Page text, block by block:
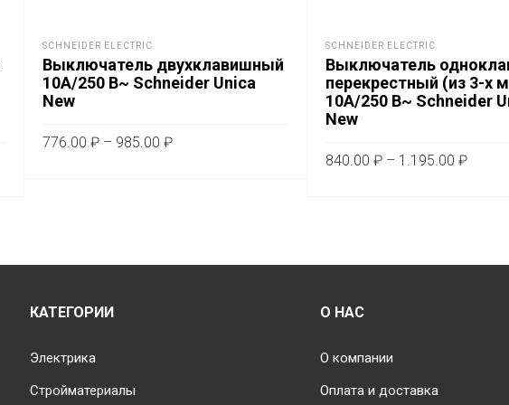
SCHNEIDER ELECTRIC
Выключатель двухклавишный
10А/250 В~ Schneider Unica
New
776.00 ₽ – 985.00 ₽Диапазон
вариаций.
SCHNEIDER ELECTRIC
Выключатель
перекрестный (из 3-х
10А/250 В~ Schneider
New
840.00 ₽ – 1.195.00 ₽
КАТЕГОРИИ
Электрика
Стройматериалы
О НАС
О компании
Оплата и доставка